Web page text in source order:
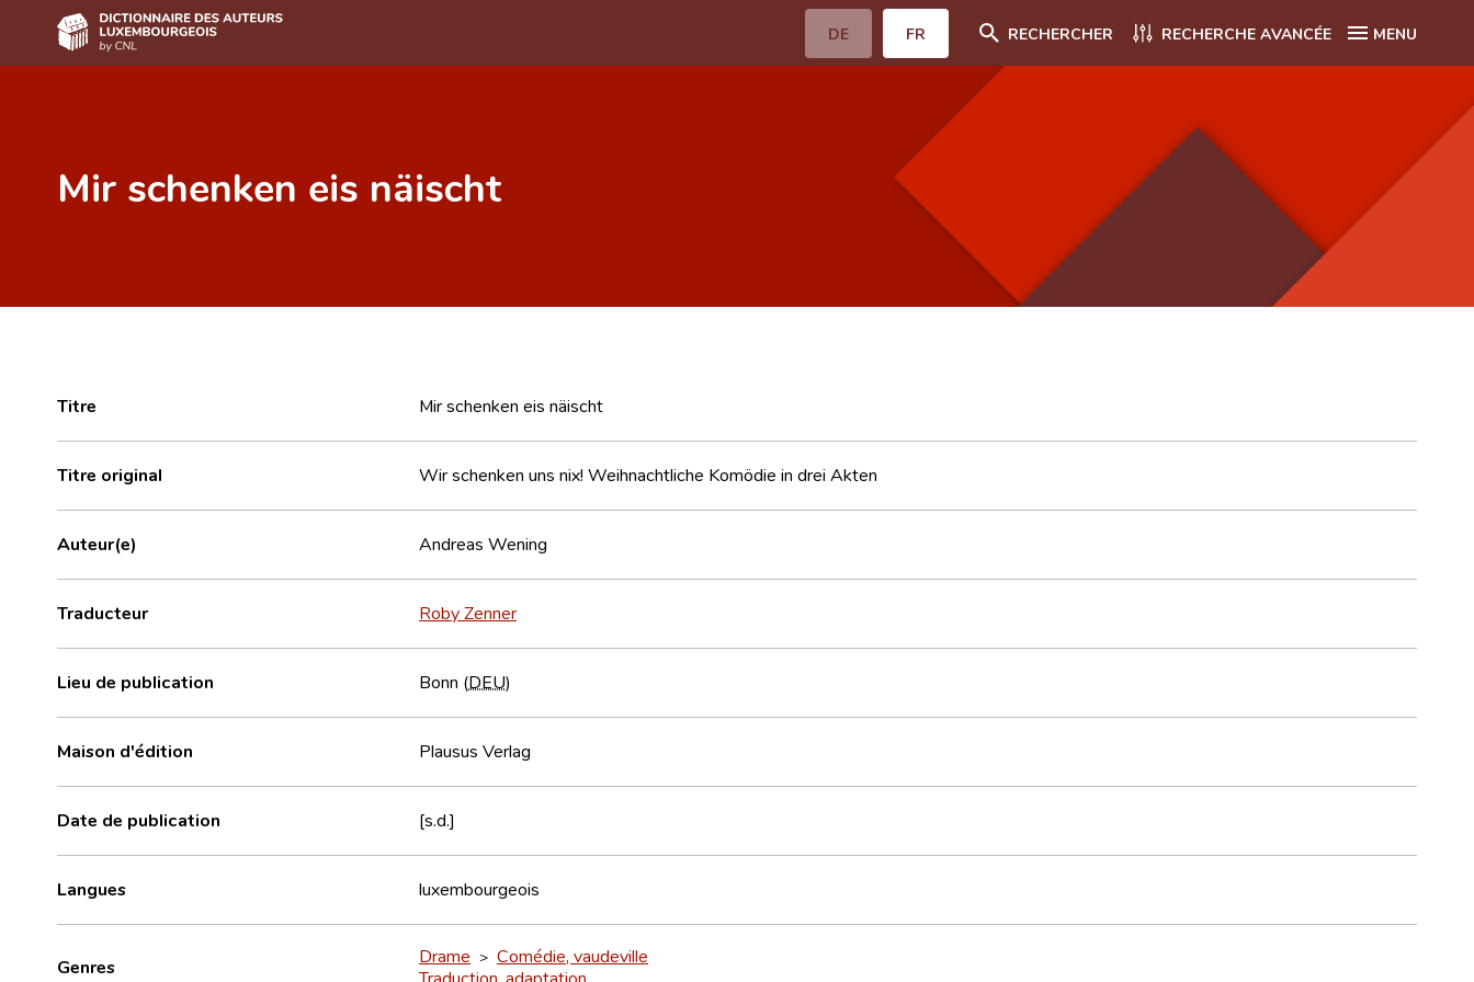
DE FR RECHERCHER RECHERCHE AVANCÉE MENU
Recherche avancée
Mir schenken eis näischt
Titre Mir schenken eis näischt
Titre original Wir schenken uns nix! Weihnachtliche Komödie in drei Akten
Auteur(e) Andreas Wening
Traducteur Roby Zenner
Lieu de publication Bonn (DEU)
Maison d'édition Plausus Verlag
Date de publication [s.d.]
Langues luxembourgeois
Genres Drame > Comédie, vaudeville
Traduction, adaptation